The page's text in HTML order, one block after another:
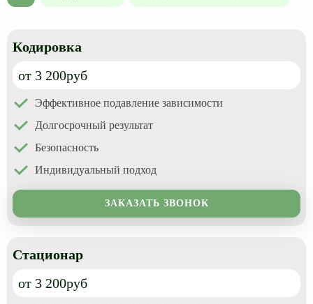
Кодировка
от 3 200руб
Эффективное подавление зависимости
Долгосрочный результат
Безопасность
Индивидуальный подход
ЗАКАЗАТЬ ЗВОНОК
Стационар
от 3 200руб